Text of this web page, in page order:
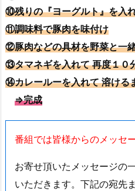
⑩残りの『ヨーグルト』を入
⑪調味料で豚肉を味付け
⑫豚肉などの具材を野菜と一
⑬タマネギを入れて 再度１０
⑭カレールーを入れて 溶ける
⇒完成
番組では皆様からのメッセ
お寄せ頂いたメッセージの
いただきます。下記の宛先